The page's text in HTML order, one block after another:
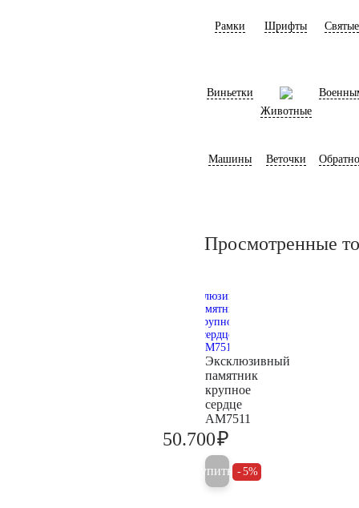
Рамки Шрифты Святые
Виньетки
Животные
Машины Веточки
Просмотренные
Эксклюзивный
памятник
крупное
сердце
AM7511
50.700₽
Купить 5%